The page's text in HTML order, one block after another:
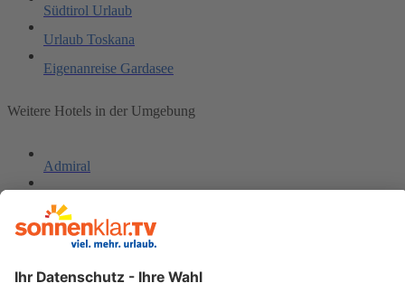
Südtirol Urlaub
Urlaub Toskana
Eigenanreise Gardasee
Weitere Hotels in der Umgebung
Admiral
Casa Sull Albero
Excel Milano 3 Next
Best Western Air Hotel Linate Milano
Style Hotel Milano